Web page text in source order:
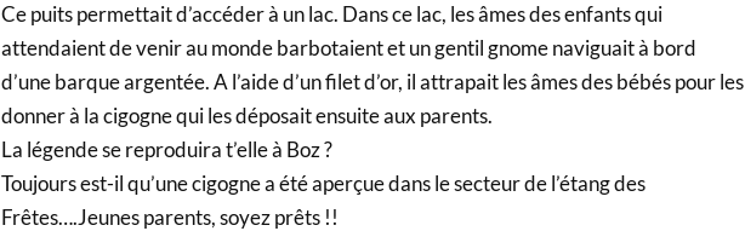
Ce puits permettait d’accéder à un lac. Dans ce lac, les âmes des enfants qui
attendaient de venir au monde barbotaient et un gentil gnome naviguait à bord
d’une barque argentée. A l’aide d’un filet d’or, il attrapait les âmes des bébés pour les
donner à la cigogne qui les déposait ensuite aux parents.
La légende se reproduira t’elle à Boz ?
Toujours est-il qu’une cigogne a été aperçue dans le secteur de l’étang des
Frêtes….Jeunes parents, soyez prêts !!